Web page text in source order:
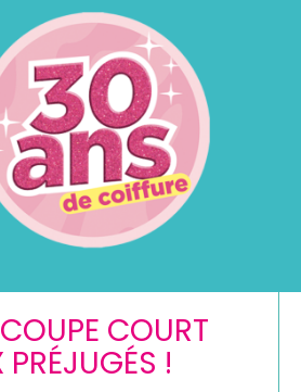
COURT
PRÉJUGÉS !